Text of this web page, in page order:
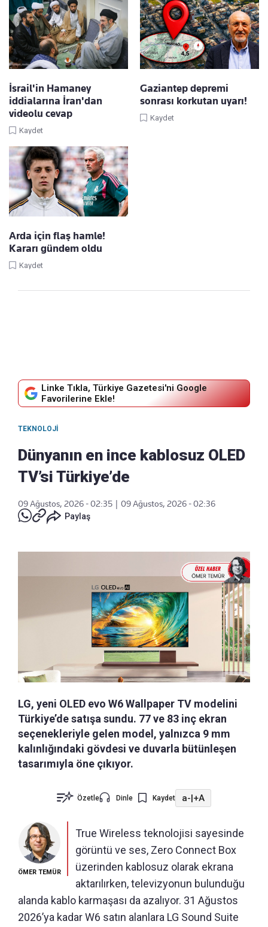
İsrail'in Hamaney
iddialarına İran'dan
videolu cevap
Kaydet
Gaziantep depremi
sonrası korkutan uyarı!
Kaydet
Arda için flaş hamle!
Kararı gündem oldu
Kaydet
Linke Tıkla, Türkiye Gazetesi'ni Google
Favorilerine Ekle!
TEKNOLOJI
Dünyanın en ince kablosuz OLED
TV’si Türkiye’de
09 Ağustos, 2026 - 02:35
09 Ağustos, 2026 - 02:36
Paylaş
LG, yeni OLED evo W6 Wallpaper TV modelini
Türkiye’de satışa sundu. 77 ve 83 inç ekran
seçenekleriyle gelen model, yalnızca 9 mm
kalınlığındaki gövdesi ve duvarla bütünleşen
tasarımıyla öne çıkıyor.
Özetle Dinle Kaydet a-|+A
ÖMER TEMÜR
True Wireless teknolojisi sayesinde
görüntü ve ses, Zero Connect Box
üzerinden kablosuz olarak ekrana
aktarılırken, televizyonun bulunduğu
alanda kablo karmaşası da azalıyor. 31 Ağustos
2026’ya kadar W6 satın alanlara LG Sound Suite